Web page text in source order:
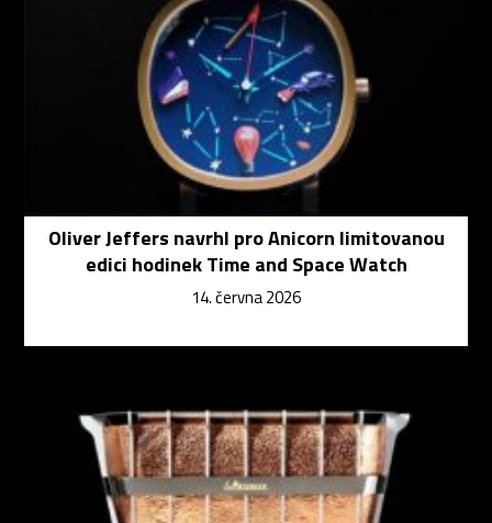
Oliver Jeffers navrhl pro Anicorn limitovanou
edici hodinek Time and Space Watch
14. června 2026